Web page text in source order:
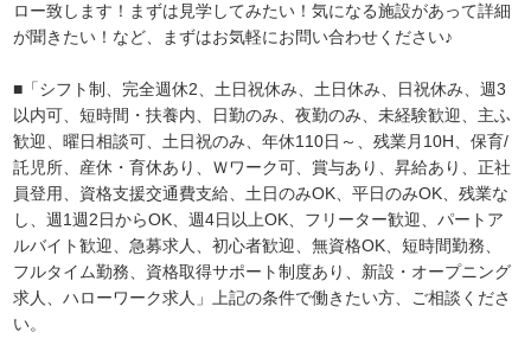
ロー致します！まずは見学してみたい！気になる施設があって詳細
が聞きたい！など、まずはお気軽にお問い合わせください♪
■「シフト制、完全週休2、土日祝休み、土日休み、日祝休み、週3
以内可、短時間・扶養内、日勤のみ、夜勤のみ、未経験歓迎、主ふ
歓迎、曜日相談可、土日祝のみ、年休110日～、残業月10H、保育/
託児所、産休・育休あり、Ｗワーク可、賞与あり、昇給あり、正社
員登用、資格支援交通費支給、土日のみOK、平日のみOK、残業な
し、週1週2日からOK、週4日以上OK、フリーター歓迎、パートア
ルバイト歓迎、急募求人、初心者歓迎、無資格OK、短時間勤務、
フルタイム勤務、資格取得サポート制度あり、新設・オープニング
求人、ハローワーク求人」上記の条件で働きたい方、ご相談くださ
い。